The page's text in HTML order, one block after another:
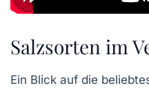
Salzsorten im
Ein Blick auf die